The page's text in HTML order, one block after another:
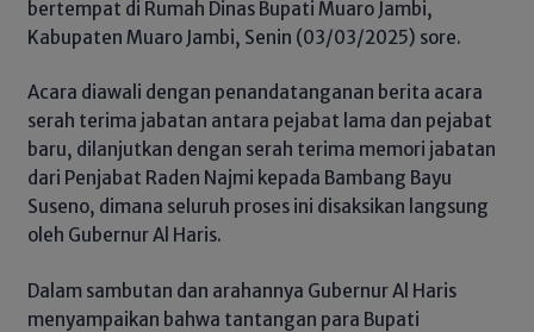
bertempat di Rumah Dinas Bupati Muaro Jambi,
Kabupaten Muaro Jambi, Senin (03/03/2025) sore.
Acara diawali dengan penandatanganan berita acara
serah terima jabatan antara pejabat lama dan pejabat
baru, dilanjutkan dengan serah terima memori jabatan
dari Penjabat Raden Najmi kepada Bambang Bayu
Suseno, dimana seluruh proses ini disaksikan langsung
oleh Gubernur Al Haris.
Dalam sambutan dan arahannya Gubernur Al Haris
menyampaikan bahwa tantangan para Bupati